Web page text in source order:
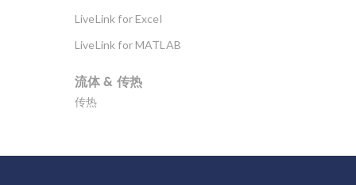
LiveLink for Excel
LiveLink for MATLAB
流体 & 传热
传热
多孔介质流动